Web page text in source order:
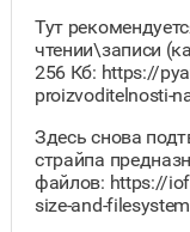
Тут
чтении\записи
256 Кб: https://
proizvoditelnosti-
Здесь снова
страйпа
файлов: https://
size-and-